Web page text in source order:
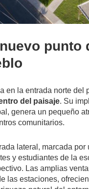
punto
en la entrada norte del
del paisaje. Su
genera un pequeño
comunitarios.
lateral, marcada
y estudiantes de la
Las amplias
las estaciones,